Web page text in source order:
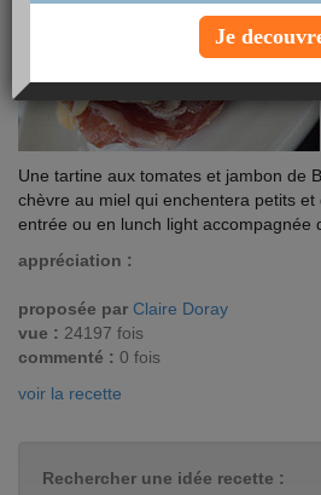
Une tartine aux tomates et jambon de
chèvre au miel qui enchentera petits et
entrée ou en lunch light accompagnée
appréciation :
proposée par Claire Doray
vue : 24197 fois
commenté : 0 fois
voir la recette
Rechercher une idée recette :
Je